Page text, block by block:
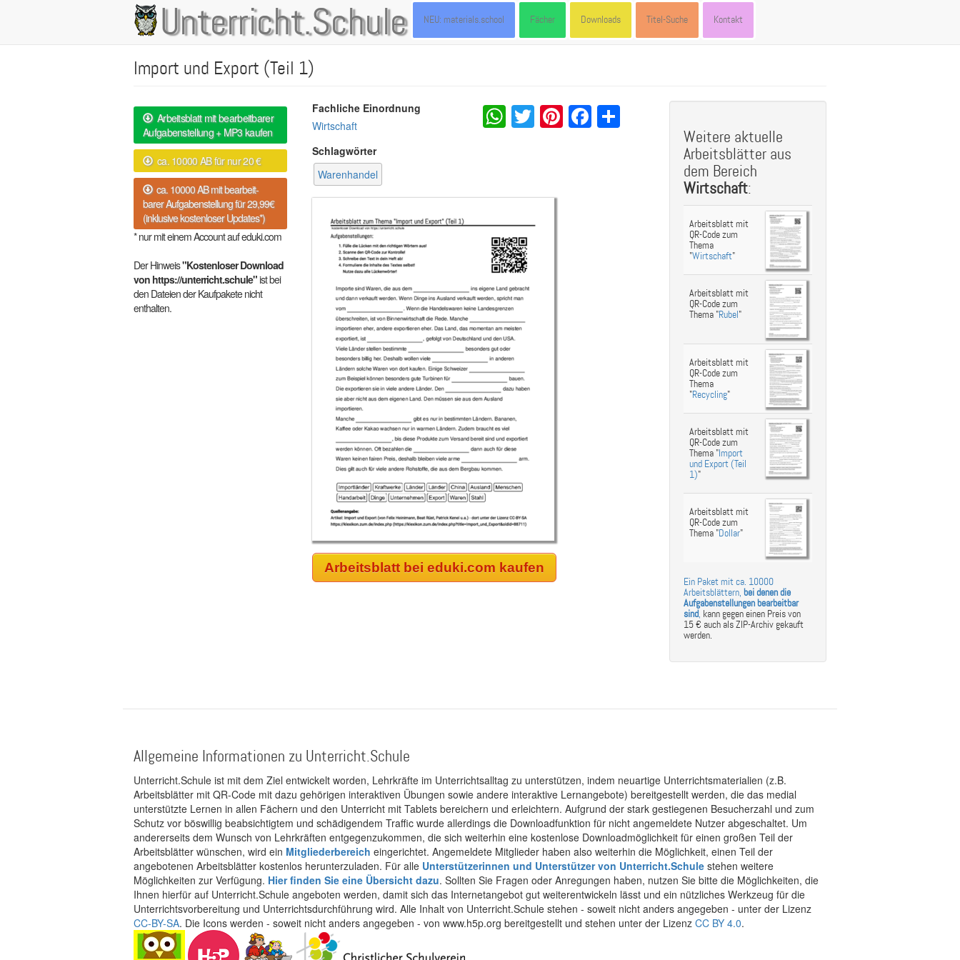
Unterricht.Schule
Main
navigation
NEU: materials.school Fächer Downloads Titel-Suche Kontakt
Import und Export (Teil 1)
Arbeitsblatt mit bearbeitbarer
Aufgabenstellung + MP3 kaufen
ca. 10000 AB für nur 20 €
ca. 10000 AB mit bearbeit-
barer Aufgabenstellung für 29,99€
(inklusive kostenloser Updates*)
* nur mit einem Account auf eduki.com
Der Hinweis"Kostenloser Download
von https://unterricht.schule"ist bei
den Dateien der Kaufpakete nicht
enthalten.
Fachliche Einordnung
Wirtschaft
Schlagwörter
Warenhandel
WhatsApp
Twitter
Pinterest
Facebook
Share
Arbeitsblatt bei eduki.com kaufen
Weitere aktuelle
Arbeitsblätter aus
dem Bereich
Wirtschaft:
Arbeitsblatt mit
QR-Code zum
Thema
"Wirtschaft"
Arbeitsblatt mit
QR-Code zum
Thema "Rubel"
Arbeitsblatt mit
QR-Code zum
Thema
"Recycling"
Arbeitsblatt mit
QR-Code zum
Thema "Import
und Export (Teil
1)"
Arbeitsblatt mit
QR-Code zum
Thema "Dollar"
Ein Paket mit ca. 10000
Arbeitsblättern, bei denen die
Aufgabenstellungen bearbeitbar
sind, kann gegen einen Preis von
15 € auch als ZIP-Archiv gekauft
werden.
Allgemeine Informationen zu Unterricht.Schule
Unterricht.Schule ist mit dem Ziel entwickelt worden, Lehrkräfte im Unterrichtsalltag zu unterstützen, indem neuartige Unterrichtsmaterialien (z.B.
Arbeitsblätter mit QR-Code mit dazu gehörigen interaktiven Übungen sowie andere interaktive Lernangebote) bereitgestellt werden, die das medial
unterstützte Lernen in allen Fächern und den Unterricht mit Tablets bereichern und erleichtern. Aufgrund der stark gestiegenen Besucherzahl und zum
Schutz vor böswillig beabsichtigtem und schädigendem Traffic wurde allerdings die Downloadfunktion für nicht angemeldete Nutzer abgeschaltet. Um
andererseits dem Wunsch von Lehrkräften entgegenzukommen, die sich weiterhin eine kostenlose Downloadmöglichkeit für einen großen Teil der
Arbeitsblätter wünschen, wird ein Mitgliederbereich eingerichtet. Angemeldete Mitglieder haben also weiterhin die Möglichkeit, einen Teil der
angebotenen Arbeitsblätter kostenlos herunterzuladen. Für alle Unterstützerinnen und Unterstützer von Unterricht.Schule stehen weitere
Möglichkeiten zur Verfügung. Hier finden Sie eine Übersicht dazu. Sollten Sie Fragen oder Anregungen haben, nutzen Sie bitte die Möglichkeiten, die
Ihnen hierfür auf Unterricht.Schule angeboten werden, damit sich das Internetangebot gut weiterentwickeln lässt und ein nützliches Werkzeug für die
Unterrichtsvorbereitung und Unterrichtsdurchführung wird. Alle Inhalt von Unterricht.Schule stehen - soweit nicht anders angegeben - unter der Lizenz
CC-BY-SA. Die Icons werden - soweit nicht anders angegeben - von www.h5p.org bereitgestellt und stehen unter der Lizenz CC BY 4.0.